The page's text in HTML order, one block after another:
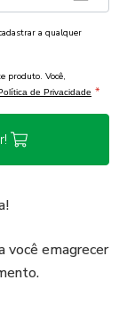
a qualquer
produto. Você,
de Privacidade *
você emagrecer